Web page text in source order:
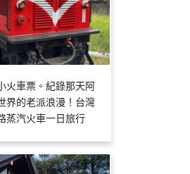
火車票。紀錄那天阿
界的老派浪漫！台灣
蒸汽火車一日旅行